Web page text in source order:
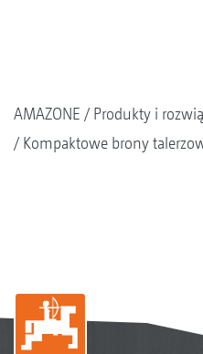
AMAZONE Produkty i
Kompaktowe brony